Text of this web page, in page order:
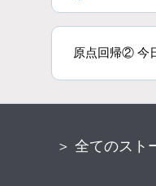
原点回帰② 今
＞ 全てのスト